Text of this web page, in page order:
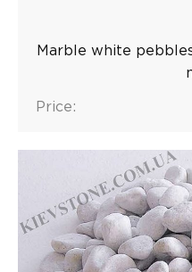
Marble white
Price: